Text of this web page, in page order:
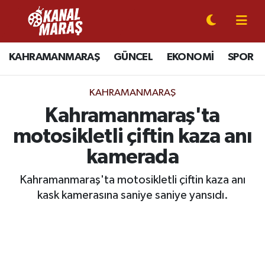
KAHRAMANMARAŞ GÜNCEL EKONOMİ SPOR
KAHRAMANMARAŞ
Kahramanmaraş'ta
motosikletli çiftin kaza anı
kamerada
Kahramanmaraş'ta motosikletli çiftin kaza anı
kask kamerasına saniye saniye yansıdı.
CANLI YAYIN
KAHRAMANMARAŞ
SPOR
EKONOMİ
Kahramanmaraş Nöbetçi Eczaneler
Kahramanmaraş Hava Durumu
Kahramanmaraş Trafik Yoğunluk Haritası
Süper Lig Puan Durumu ve Fikstür
Tüm Manşetler